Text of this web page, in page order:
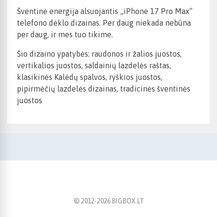
Šventinė energija alsuojantis „iPhone 17 Pro Max“
telefono dėklo dizainas. Per daug niekada nebūna
per daug, ir mes tuo tikime.
Šio dizaino ypatybės: raudonos ir žalios juostos,
vertikalios juostos, saldainių lazdelės raštas,
klasikinės Kalėdų spalvos, ryškios juostos,
pipirmėčių lazdelės dizainas, tradicinės šventinės
juostos
© 2012-2026BIGBOX.LT